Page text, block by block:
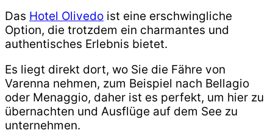
Das Hotel Olivedo ist eine erschwingliche
Option, die trotzdem ein charmantes und
authentisches Erlebnis bietet.
Es liegt direkt dort, wo Sie die Fähre von
Varenna nehmen, zum Beispiel nach Bellagio
oder Menaggio, daher ist es perfekt, um hier zu
übernachten und Ausflüge auf dem See zu
unternehmen.